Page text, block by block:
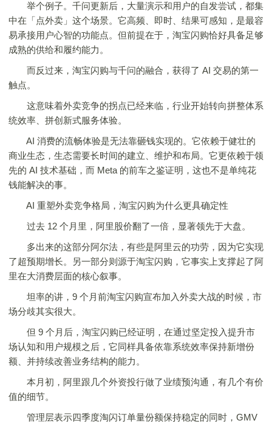
举个例子。千问更新后，大量演示和用户的自发尝试，都集
中在「点外卖」这个场景。它高频、即时、结果可感知，是最容
易承接用户心智的功能点。但前提在于，淘宝闪购恰好具备足够
成熟的供给和履约能力。
而反过来，淘宝闪购与千问的融合，获得了 AI 交易的第一
触点。
这意味着外卖竞争的拐点已经来临，行业开始转向拼整体系
统效率、拼创新式服务体验。
AI 消费的流畅体验是无法靠砸钱实现的。它依赖于健壮的
商业生态，生态需要长时间的建立、维护和布局。它更依赖于领
先的 AI 技术基础，而 Meta 的前车之鉴证明，这也不是单纯花
钱能解决的事。
AI 重塑外卖竞争格局，淘宝闪购为什么更具确定性
过去 12 个月里，阿里股价翻了一倍，显著领先于大盘。
多出来的这部分阿尔法，有些是阿里云的功劳，因为它实现
了超预期增长。另一部分则源于淘宝闪购，它事实上支撑起了阿
里在大消费层面的核心叙事。
坦率的讲，9 个月前淘宝闪购宣布加入外卖大战的时候，市
场分歧其实很大。
但 9 个月后，淘宝闪购已经证明，在通过坚定投入提升市
场认知和用户规模之后，它同样具备依靠系统效率保持新增份
额、并持续改善业务结构的能力。
本月初，阿里跟几个外资投行做了业绩预沟通，有几个有价
值的细节。
管理层表示四季度淘闪订单量份额保持稳定的同时，GMV